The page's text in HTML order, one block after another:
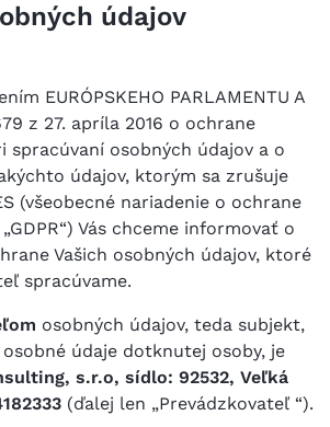
údajov
EURÓPSKEHO PARLAMENTU A
z 27. apríla 2016 o ochrane
spracúvaní osobných údajov a o
údajov, ktorým sa zrušuje
(všeobecné nariadenie o ochrane
Vás chceme informovať o
Vašich osobných údajov, ktoré
spracúvame.
osobných údajov, teda subjekt,
údaje dotknutej osoby, je
s.r.o, sídlo: 92532, Veľká
(ďalej len „Prevádzkovateľ “).